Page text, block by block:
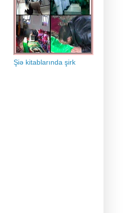
Şiə kitablarında şirk